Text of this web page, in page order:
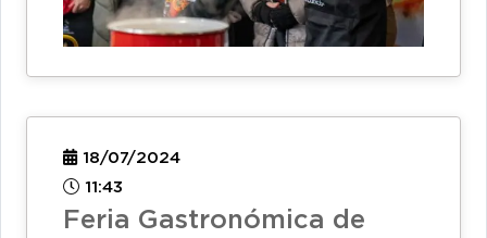
18/07/2024
11:43
Feria Gastronómica de